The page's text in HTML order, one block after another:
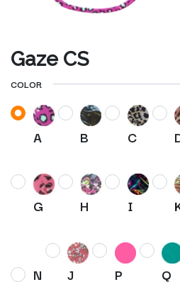
Gaze CS
COLOR
A B C
G H I
N J P Q